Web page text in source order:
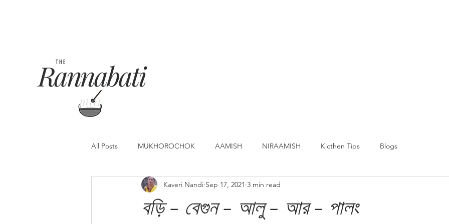
Rannabati
THE
All Posts MUKHOROCHOK AAMISH NIRAAMISH Kicthen Tips Blogs
বড়ি - বেগুন - আলু - আর - পালং
Kaveri Nandi Sep 17, 2021 3 min read